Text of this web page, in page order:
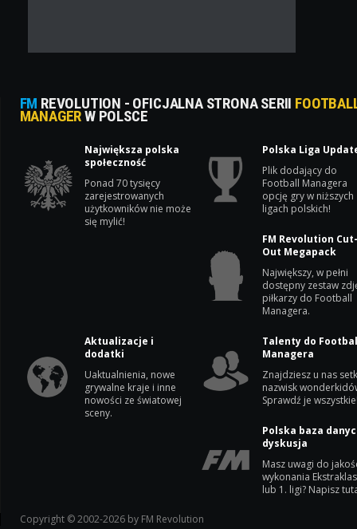
FM REVOLUTION - OFICJALNA STRONA SERII
MANAGERW POLSCE
Największa polska
społeczność
Ponad 70 tysięcy
zarejestrowanych
użytkowników nie może
się mylić!
Polska Liga
Plik dodający do
Football Managera
opcję gry w niższych
ligach polskich!
FM Revolution
Out Megapack
Największy, w pełni
dostępny zestaw
piłkarzy do Football
Managera.
Aktualizacje i
dodatki
Uaktualnienia, nowe
grywalne kraje i inne
nowości ze światowej
sceny.
Talenty do
Managera
Znajdziesz u nas
nazwisk
Sprawdź je
Polska baza
dyskusja
Masz uwagi do
wykonania
lub 1. ligi? Napisz
Copyright © 2002-2026 by FM Revolution